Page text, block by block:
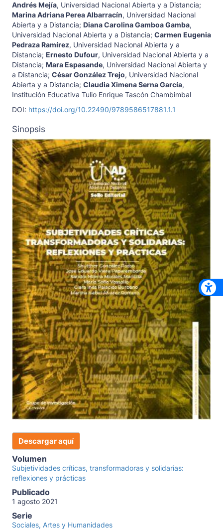
Andrés Mejía, Universidad Nacional Abierta y a Distancia;
Marina Adriana Perea Albarracín, Universidad Nacional
Abierta y a Distancia; Diana Carolina Gamboa Gamba,
Universidad Nacional Abierta y a Distancia; Carmen Eugenia
Pedraza Ramírez, Universidad Nacional Abierta y a
Distancia; Ernesto Dufour, Universidad Nacional Abierta y a
Distancia; Mara Espasande, Universidad Nacional Abierta y
a Distancia; César González Trejo, Universidad Nacional
Abierta y a Distancia; Claudia Ximena Serna García,
Institución Educativa Tulio Enrique Tascón Chambimbal
DOI: https://doi.org/10.22490/9789586517881.1.1
Sinopsis
Descargar aquí
Volumen
Subjetividades críticas, transformadoras y solidarias:
reflexiones y prácticas
Publicado
1 agosto 2021
Serie
Sociales, Artes y Humanidades